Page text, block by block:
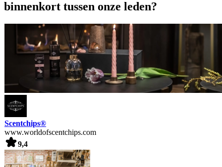
binnenkort tussen onze leden?
Scentchips®
www.worldofscentchips.com
9,4